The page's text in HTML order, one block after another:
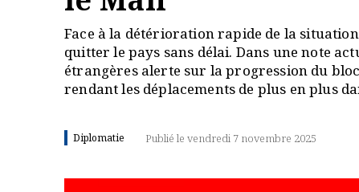
Face à la détérioration rapide de la
quitter le pays sans délai. Dans une note
étrangères alerte sur la progression du
rendant les déplacements de plus en plus
Diplomatie Publié le vendredi 7 novembre 2025